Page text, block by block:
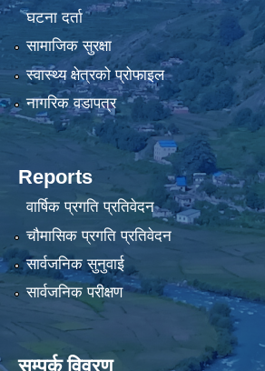
घटना दर्ता
सामाजिक सुरक्षा
स्वास्थ्य क्षेत्रको प्रोफाइल
नागरिक वडापत्र
Reports
वार्षिक प्रगति प्रतिवेदन
चौमासिक प्रगति प्रतिवेदन
सार्वजनिक सुनुवाई
सार्वजनिक परीक्षण
सम्पर्क विवरण